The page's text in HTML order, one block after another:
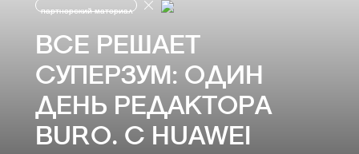
партнерский материал
ВСЕ РЕШАЕТ
СУПЕРЗУМ: ОДИН
ДЕНЬ РЕДАКТОРА
BURO. С HUAWEI